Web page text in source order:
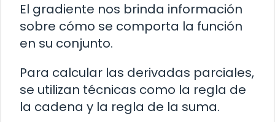
El gradiente nos brinda información
sobre cómo se comporta la función
en su conjunto.
Para calcular las derivadas parciales,
se utilizan técnicas como la regla de
la cadena y la regla de la suma.